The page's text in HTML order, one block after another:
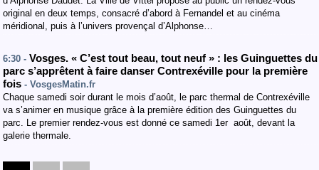
original en deux temps, consacré d’abord à Fernandel et au cinéma
méridional, puis à l’univers provençal d’Alphonse…
6:30 - Vosges. « C’est tout beau, tout neuf » : les Guinguettes du
parc s’apprêtent à faire danser Contrexéville pour la première
fois - VosgesMatin.fr
Chaque samedi soir durant le mois d’août, le parc thermal de Contrexéville
va s’animer en musique grâce à la première édition des Guinguettes du
parc. Le premier rendez-vous est donné ce samedi 1er août, devant la
galerie thermale.